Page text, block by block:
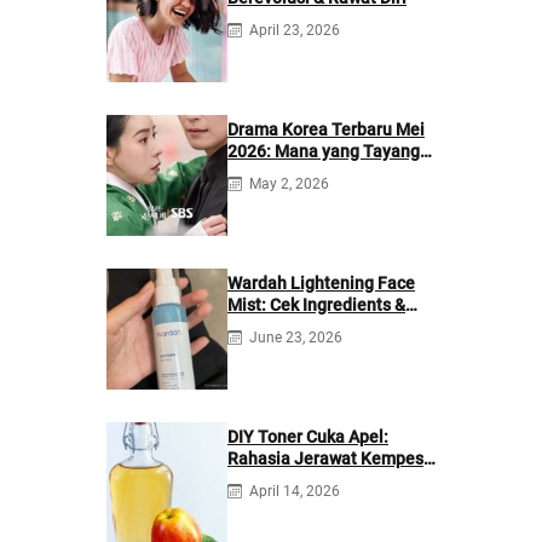
April 23, 2026
Drama Korea Terbaru Mei
2026: Mana yang Tayang
di Netflix?
May 2, 2026
Wardah Lightening Face
Mist: Cek Ingredients &
Manfaatnya
June 23, 2026
DIY Toner Cuka Apel:
Rahasia Jerawat Kempes
dalam 2 Hari!
April 14, 2026